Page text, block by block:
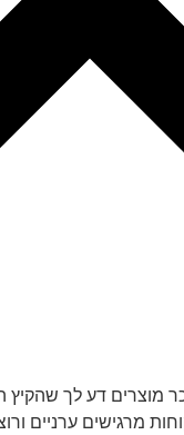
מוצרים דע לך שהקיץ
מרגישים ערניים